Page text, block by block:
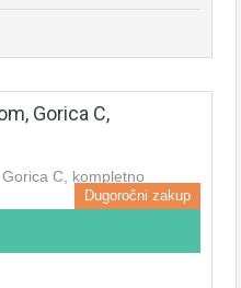
Gorica C,
Dugoročni zakup